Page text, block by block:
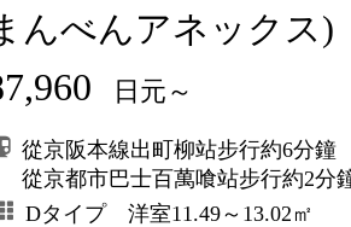
んべんアネックス)
日元～
從京阪本線出町柳站步行約6分鐘
從京都市巴士百萬喰站步行約2分
Dタイプ 洋室11.49～13.02㎡